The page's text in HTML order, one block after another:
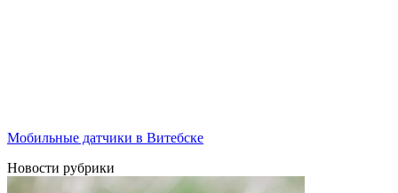
Мобильные датчики в Витебске
Новости рубрики